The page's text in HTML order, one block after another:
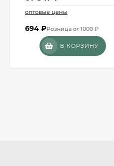
оптовые цены
694 ₽Розница от 1000 ₽
В КОРЗИНУ